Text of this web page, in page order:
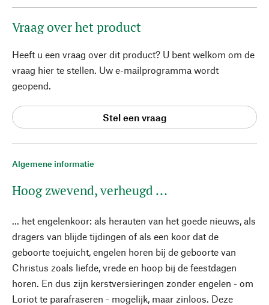
Algemene informatie
Hoog zwevend, verheugd ...
... het engelenkoor: als herauten van het goede nieuws, als
dragers van blijde tijdingen of als een koor dat de
geboorte toejuicht, engelen horen bij de geboorte van
Christus zoals liefde, vrede en hoop bij de feestdagen
horen. En dus zijn kerstversieringen zonder engelen - om
Loriot te parafraseren - mogelijk, maar zinloos. Deze
Vraag over het product
Heeft u een vraag over dit product? U bent welkom om de
vraag hier te stellen. Uw e-mailprogramma wordt
geopend.
Stel een vraag